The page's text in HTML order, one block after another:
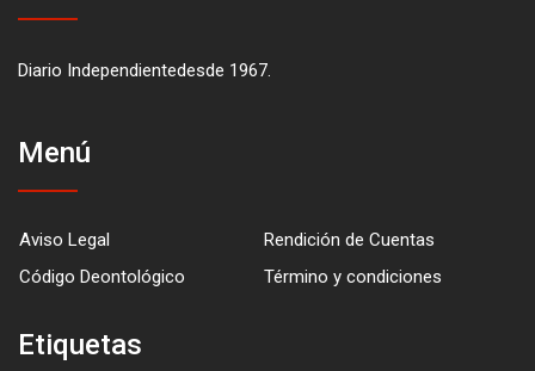
Diario Independientedesde 1967.
Menú
Aviso Legal
Rendición de Cuentas
Código Deontológico
Término y condiciones
Etiquetas